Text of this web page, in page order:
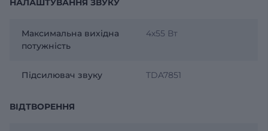
Максимальна вихідна
потужність
4х55 Вт
Підсилювач звуку TDA7851
ВІДТВОРЕННЯ